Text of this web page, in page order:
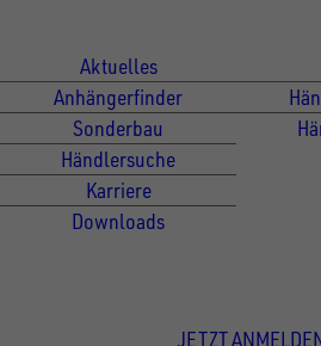
Aktuelles
Anhängerfinder
Sonderbau
Händlersuche
Karriere
Downloads
JETZT